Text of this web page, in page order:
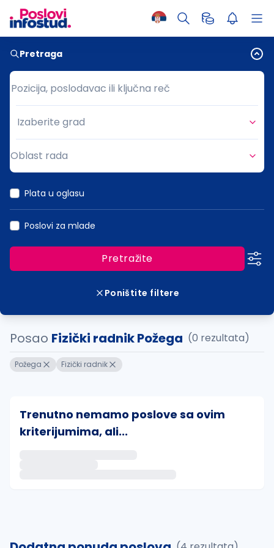
Pretraga
Pozicija, poslodavac ili ključna reč
Pozicija, poslodavac ili ključna reč
Grad
Izaberite grad
Oblast rada
Plata u oglasu
Poslovi za mlade
Pretražite
Poništite filtere
Posao Fizički radnik Požega (0 rezultata)
Požega Fizički radnik
Trenutno nemamo poslove sa ovim
kriterijumima, ali...